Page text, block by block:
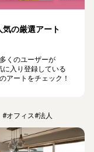
気の厳選アート
多くのユーザーが
に入り登録している
アートをチェック！
#オフィス#法人